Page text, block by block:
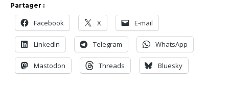
Partager :
Facebook X E-mail
LinkedIn Telegram WhatsApp
Mastodon Threads Bluesky